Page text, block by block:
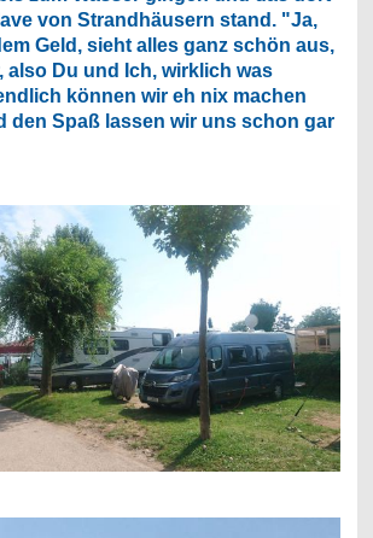
von Strandhäusern stand. "Ja,
Geld, sieht alles ganz schön aus,
also Du und Ich, wirklich was
können wir eh nix machen
den Spaß lassen wir uns schon gar